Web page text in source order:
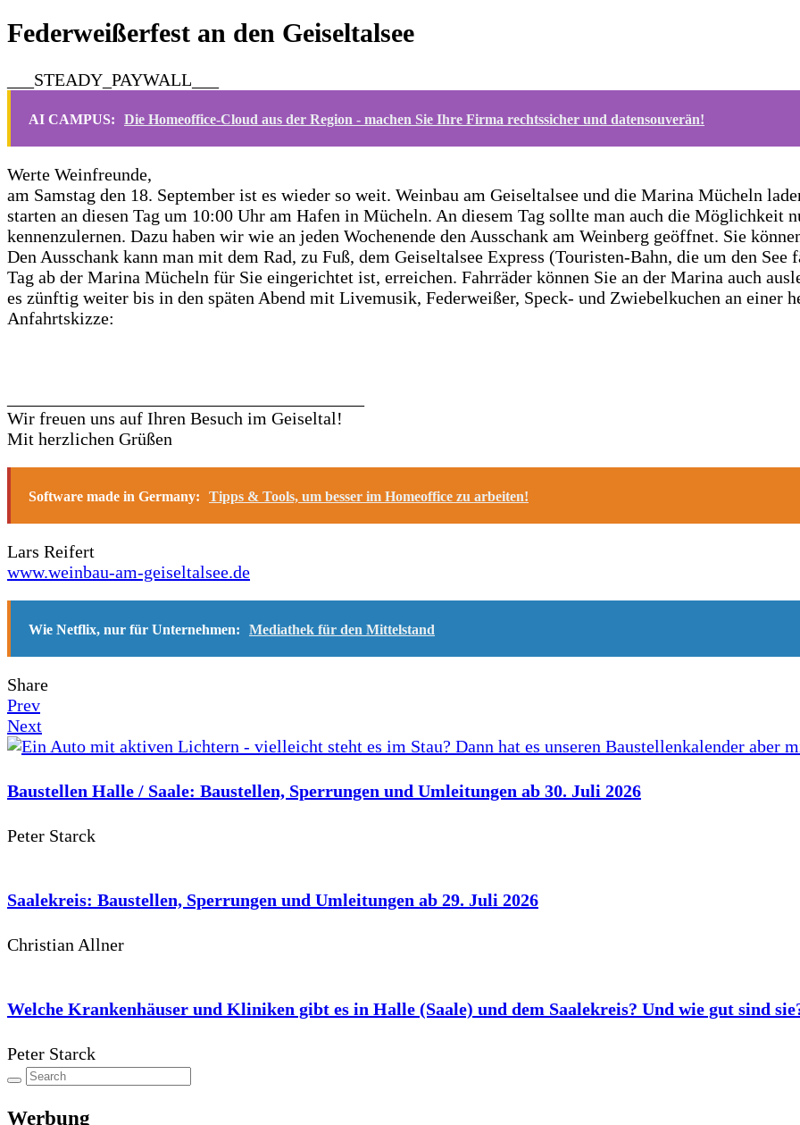
Federweißerfest an den Geiseltalsee
___STEADY_PAYWALL___
AI CAMPUS: Die Homeoffice-Cloud aus der Region - machen Sie Ihre Firma rechtssicher und datensouverän!
Werte Weinfreunde,
am Samstag den 18. September ist es wieder so weit. Weinbau am Geiseltalsee und die Marina Mücheln
starten an diesen Tag um 10:00 Uhr am Hafen in Mücheln. An diesem Tag sollte man auch die Möglichkeit
kennenzulernen. Dazu haben wir wie an jeden Wochenende den Ausschank am Weinberg geöffnet. Sie
Den Ausschank kann man mit dem Rad, zu Fuß, dem Geiseltalsee Express (Touristen-Bahn, die um den
Tag ab der Marina Mücheln für Sie eingerichtet ist, erreichen. Fahrräder können Sie an der Marina auch
es zünftig weiter bis in den späten Abend mit Livemusik, Federweißer, Speck- und Zwiebelkuchen an einer
Anfahrtskizze:
Wir freuen uns auf Ihren Besuch im Geiseltal!
Mit herzlichen Grüßen
Software made in Germany: Tipps & Tools, um besser im Homeoffice zu arbeiten!
Lars Reifert
www.weinbau-am-geiseltalsee.de
Wie Netflix, nur für Unternehmen: Mediathek für den Mittelstand
Share
Prev
Next
Baustellen Halle / Saale: Baustellen, Sperrungen und Umleitungen ab 30. Juli 2026
Peter Starck
Saalekreis: Baustellen, Sperrungen und Umleitungen ab 29. Juli 2026
Christian Allner
Welche Krankenhäuser und Kliniken gibt es in Halle (Saale) und dem Saalekreis? Und wie gut sind
Peter Starck
Werbung